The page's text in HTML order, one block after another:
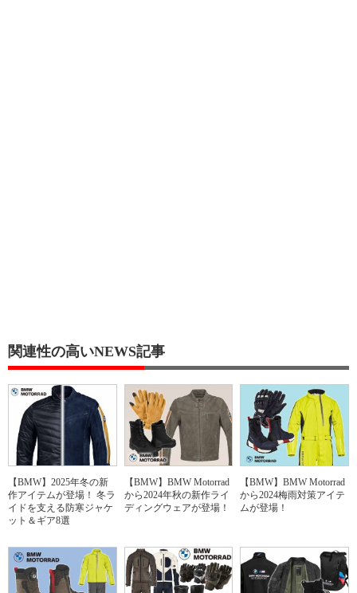
関連性の高いNEWS記事
【BMW】2025年冬の新
作アイテムが登場！ 冬ラ
イドを支える防寒ジャケ
ット＆ギア8選
【BMW】BMW Motorrad
から2024年秋の新作ライ
ディングウェアが登場！
【BMW】BMW Motorrad
から2024梅雨対策アイテ
ムが登場！